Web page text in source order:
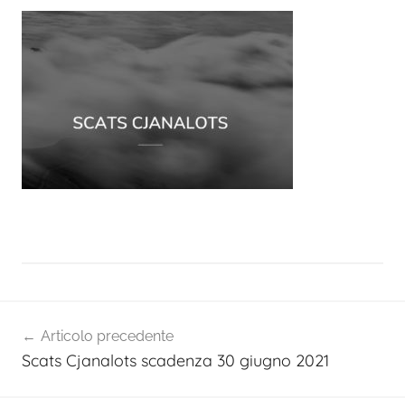
articoli
Articolo precedente
Scats Cjanalots scadenza 30 giugno 2021